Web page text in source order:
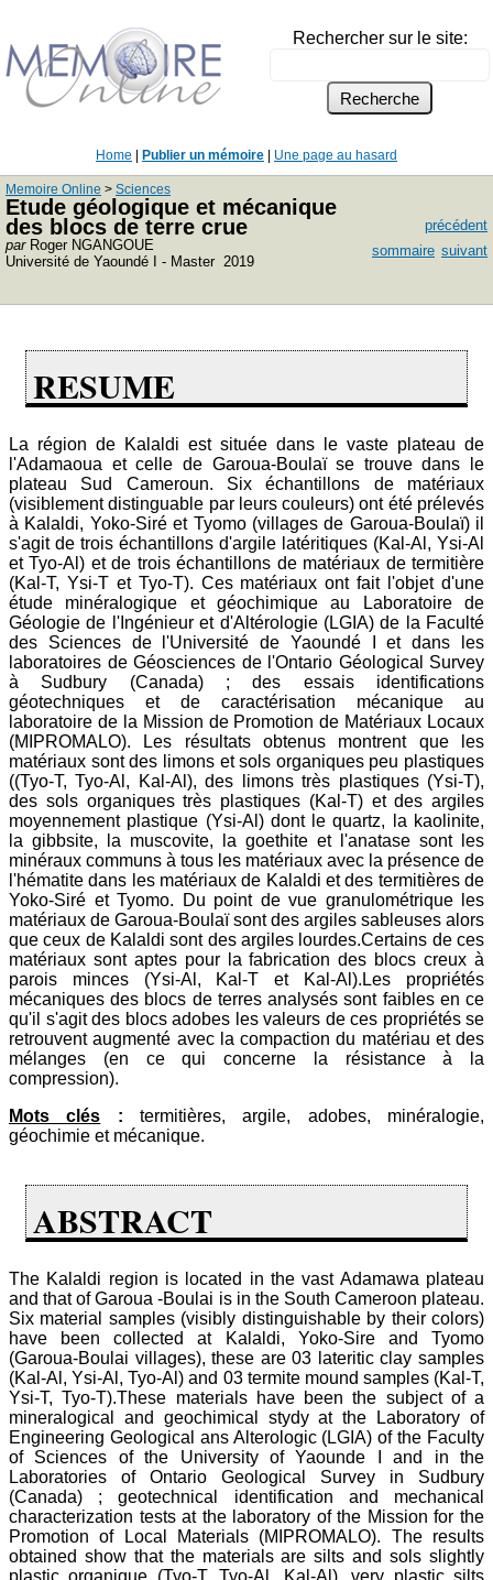
Rechercher sur le site:
Home Publier un mémoire Une page au hasard
Memoire Online > Sciences
Etude géologique et mécanique
des blocs de terre crue
parRoger NGANGOUE
Université de Yaoundé I - Master 2019
précédent
sommaire suivant
RESUME
La région de Kalaldi est située dans le vaste plateau de
l'Adamaoua et celle de Garoua-Boulaï se trouve dans le
plateau Sud Cameroun. Six échantillons de matériaux
(visiblement distinguable par leurs couleurs) ont été prélevés
à Kalaldi, Yoko-Siré et Tyomo (villages de Garoua-Boulaï) il
s'agit de trois échantillons d'argile latéritiques (Kal-Al, Ysi-Al
et Tyo-Al) et de trois échantillons de matériaux de termitière
(Kal-T, Ysi-T et Tyo-T). Ces matériaux ont fait l'objet d'une
étude minéralogique et géochimique au Laboratoire de
Géologie de l'Ingénieur et d'Altérologie (LGIA) de la Faculté
des Sciences de l'Université de Yaoundé I et dans les
laboratoires de Géosciences de l'Ontario Géological Survey
à Sudbury (Canada) ; des essais identifications
géotechniques et de caractérisation mécanique au
laboratoire de la Mission de Promotion de Matériaux Locaux
(MIPROMALO). Les résultats obtenus montrent que les
matériaux sont des limons et sols organiques peu plastiques
((Tyo-T, Tyo-Al, Kal-Al), des limons très plastiques (Ysi-T),
des sols organiques très plastiques (Kal-T) et des argiles
moyennement plastique (Ysi-Al) dont le quartz, la kaolinite,
la gibbsite, la muscovite, la goethite et l'anatase sont les
minéraux communs à tous les matériaux avec la présence de
l'hématite dans les matériaux de Kalaldi et des termitières de
Yoko-Siré et Tyomo. Du point de vue granulométrique les
matériaux de Garoua-Boulaï sont des argiles sableuses alors
que ceux de Kalaldi sont des argiles lourdes.Certains de ces
matériaux sont aptes pour la fabrication des blocs creux à
parois minces (Ysi-Al, Kal-T et Kal-Al).Les propriétés
mécaniques des blocs de terres analysés sont faibles en ce
qu'il s'agit des blocs adobes les valeurs de ces propriétés se
retrouvent augmenté avec la compaction du matériau et des
mélanges (en ce qui concerne la résistance à la
compression).
Mots clés : termitières, argile, adobes, minéralogie,
géochimie et mécanique.
ABSTRACT
The Kalaldi region is located in the vast Adamawa plateau
and that of Garoua -Boulai is in the South Cameroon plateau.
Six material samples (visibly distinguishable by their colors)
have been collected at Kalaldi, Yoko-Sire and Tyomo
(Garoua-Boulai villages), these are 03 lateritic clay samples
(Kal-Al, Ysi-Al, Tyo-Al) and 03 termite mound samples (Kal-T,
Ysi-T, Tyo-T).These materials have been the subject of a
mineralogical and geochimical stydy at the Laboratory of
Engineering Geological ans Alterologic (LGIA) of the Faculty
of Sciences of the University of Yaounde I and in the
Laboratories of Ontario Geological Survey in Sudbury
(Canada) ; geotechnical identification and mechanical
characterization tests at the laboratory of the Mission for the
Promotion of Local Materials (MIPROMALO). The results
obtained show that the materials are silts and sols slightly
plastic organique (Tyo-T, Tyo-Al, Kal-Al), very plastic silts